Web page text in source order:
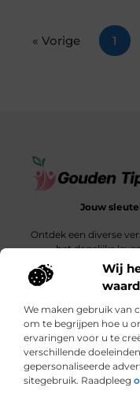
Wij
We maken gebruik van
om te begrijpen hoe u
ervaringen voor u te
verschillende
gepersonaliseerde
sitegebruik. Raadpleeg
« Vorige 1
Jouw
Ontdek een diverse
het dagelijks
Bericht
Onze informatie